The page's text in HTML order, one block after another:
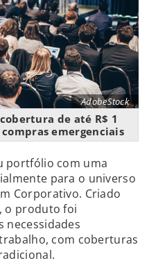
AdobeStock
de até R$ 1
emergenciais
portfólio com uma
para o universo
Corporativo. Criado
o produto foi
necessidades
com coberturas